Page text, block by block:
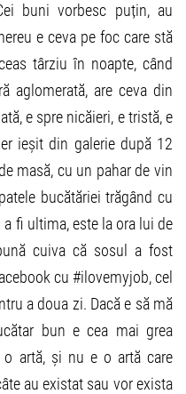
buni vorbesc puțin, au
e ceva pe foc care stă
târziu în noapte, când
aglomerată, are ceva din
e spre nicăieri, e tristă, e
ieșit din galerie după 12
masă, cu un pahar de vin
bucătăriei trăgând cu
fi ultima, este la ora lui de
cuiva că sosul a fost
cu #ilovemyjob, cel
a doua zi. Dacă e să mă
bun e cea mai grea
artă, și nu e o artă care
au existat sau vor exista